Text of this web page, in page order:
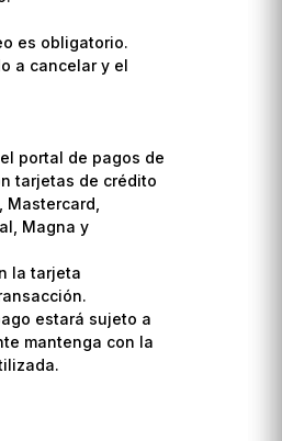
es obligatorio.
a cancelar y el
portal de pagos de
tarjetas de crédito
Magna y
la tarjeta
estará sujeto a
mantenga con la